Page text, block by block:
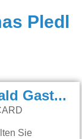
Pledl
aktivCARD Bayerischer Wald Gastgeber:
Sie